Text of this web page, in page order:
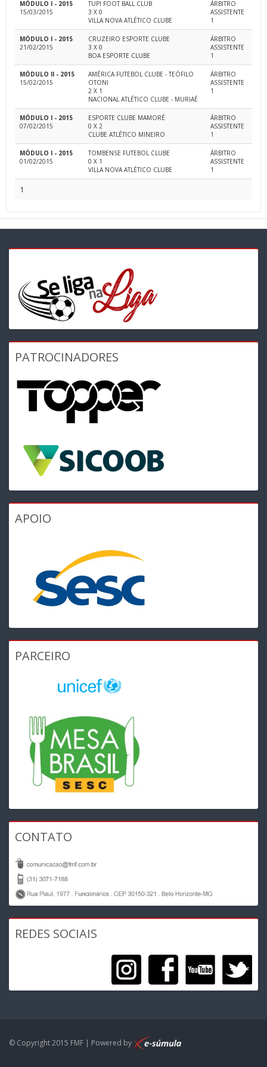
MÓDULO I - 2015
15/03/2015
TUPI FOOT BALL CLUB
3 X 0
VILLA NOVA ATLÉTICO CLUBE
ÁRBITRO
ASSISTENTE
1
MÓDULO I - 2015
21/02/2015
CRUZEIRO ESPORTE CLUBE
3 X 0
BOA ESPORTE CLUBE
ÁRBITRO
ASSISTENTE
1
MÓDULO II - 2015
15/02/2015
AMÉRICA FUTEBOL CLUBE - TEÓFILO
OTONI
2 X 1
NACIONAL ATLÉTICO CLUBE - MURIAÉ
ÁRBITRO
ASSISTENTE
1
MÓDULO I - 2015
07/02/2015
ESPORTE CLUBE MAMORÉ
0 X 2
CLUBE ATLÉTICO MINEIRO
ÁRBITRO
ASSISTENTE
1
MÓDULO I - 2015
01/02/2015
TOMBENSE FUTEBOL CLUBE
0 X 1
VILLA NOVA ATLÉTICO CLUBE
ÁRBITRO
ASSISTENTE
1
1
PATROCINADORES
APOIO
PARCEIRO
CONTATO
REDES SOCIAIS
© Copyright 2015 FMF | Powered by